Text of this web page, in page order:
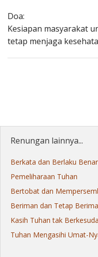
Doa:
Kesiapan masyarakat
tetap menjaga
Renungan lainnya...
Berkata dan Berlaku Benar
Pemeliharaan Tuhan
Bertobat dan
Beriman dan Tetap
Kasih Tuhan tak
Tuhan Mengasihi Umat-